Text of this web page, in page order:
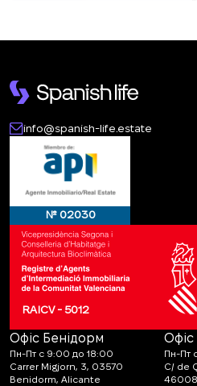
info@spanish-life.estate
№ 02030
RAICV - 5012
Офіс Бенідорм
Пн-Пт с 9:00 до 18:00
Carrer Migjorn, 3, 03570
Benidorm, Alicante
Офіс
Пн-Пт
C/ de
46008